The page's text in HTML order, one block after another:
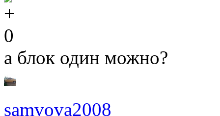
0
а блок один можно?
samvova2008